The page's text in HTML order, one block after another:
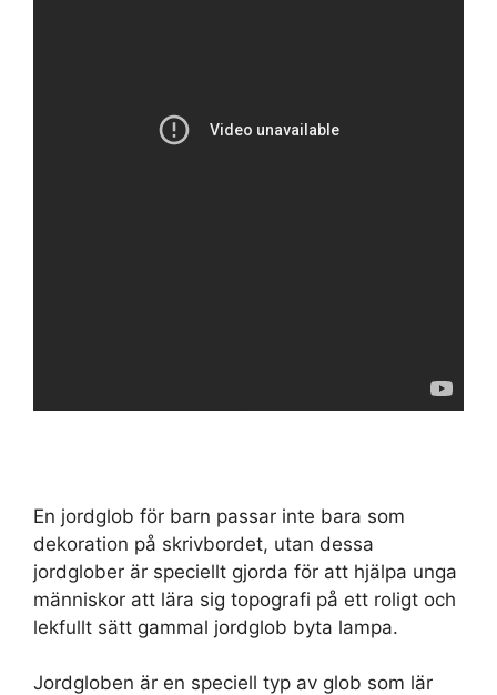
En jordglob för barn passar inte bara som
dekoration på skrivbordet, utan dessa
jordglober är speciellt gjorda för att hjälpa unga
människor att lära sig topografi på ett roligt och
lekfullt sätt gammal jordglob byta lampa.
Jordgloben är en speciell typ av glob som lär